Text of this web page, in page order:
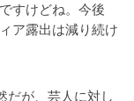
すけどね。今後
ア露出は減り続け
だが、芸人に対し